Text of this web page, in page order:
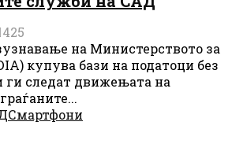
425
на Министерството за
купува бази на податоци без
ги следат движењата на
Смартфони